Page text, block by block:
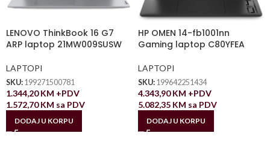
LENOVO ThinkBook 16 G7
ARP laptop 21MW009SUSW
LAPTOPI
SKU: 199271500781
1.344,20KM +PDV
1.572,70KM sa PDV
DODAJ U KORPU
HP OMEN 14-fb1001nn
Gaming laptop C80YFEA
LAPTOPI
SKU: 199642251434
4.343,90KM +PDV
5.082,35 KM sa PDV
DODAJ U KORPU